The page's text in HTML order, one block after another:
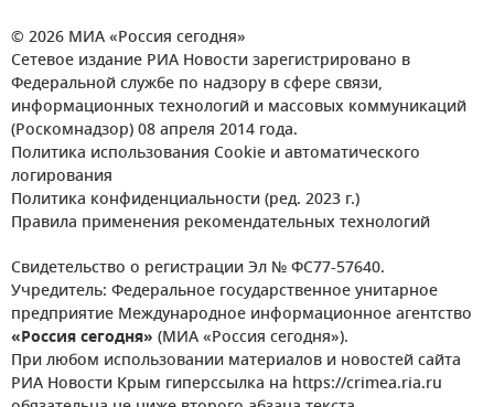
© 2026 МИА «Россия сегодня»
Сетевое издание РИА Новости зарегистрировано в
Федеральной службе по надзору в сфере связи,
информационных технологий и массовых коммуникаций
(Роскомнадзор) 08 апреля 2014 года.
Политика использования Cookie и автоматического
логирования
Политика конфиденциальности (ред. 2023 г.)
Правила применения рекомендательных технологий
Свидетельство о регистрации Эл № ФС77-57640.
Учредитель: Федеральное государственное унитарное
предприятие Международное информационное агентство
«Россия сегодня» (МИА «Россия сегодня»).
При любом использовании материалов и новостей сайта
РИА Новости Крым гиперссылка на https://crimea.ria.ru